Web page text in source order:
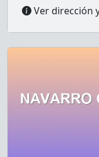
Ver dirección